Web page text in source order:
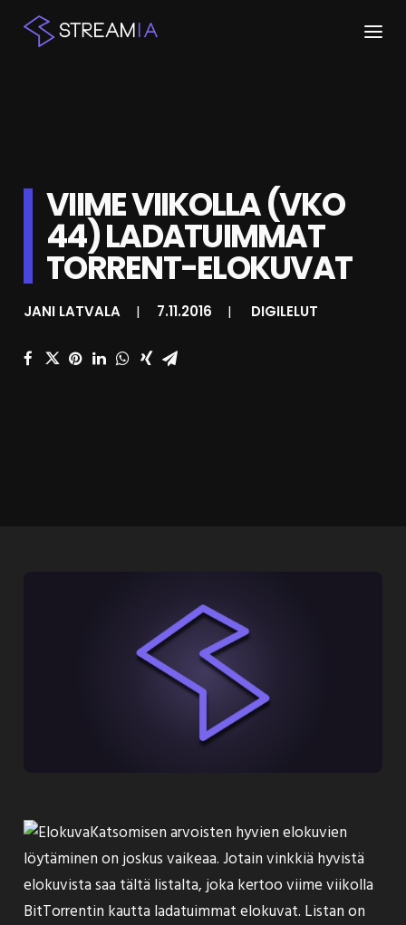
KESKUSTELU
SHOP
VIIME VIIKOLLA (VKO
44) LADATUIMMAT
TORRENT-ELOKUVAT
JANI LATVALA | 7.11.2016 | DIGILELUT
Katsomisen arvoisten hyvien elokuvien
löytäminen on joskus vaikeaa. Jotain vinkkiä hyvistä
elokuvista saa tältä listalta, joka kertoo viime viikolla
BitTorrentin kautta ladatuimmat elokuvat. Listan on